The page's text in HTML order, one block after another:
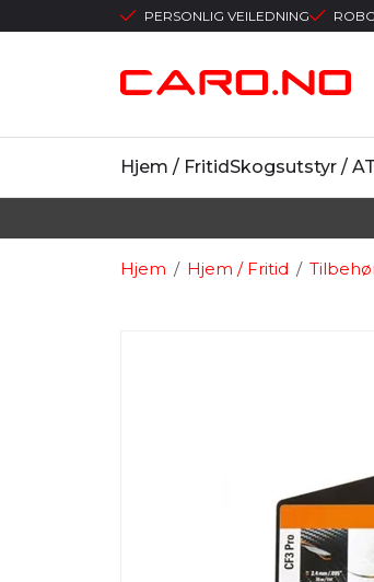
PERSONLIG VEILEDNING
Hjem / FritidSkogsutstyr /
/
Hjem /
Hjem / Fritid